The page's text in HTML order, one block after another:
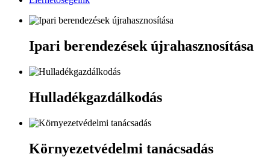
Ipari berendezések újrahasznosítása
Hulladékgazdálkodás
Környezetvédelmi tanácsadás